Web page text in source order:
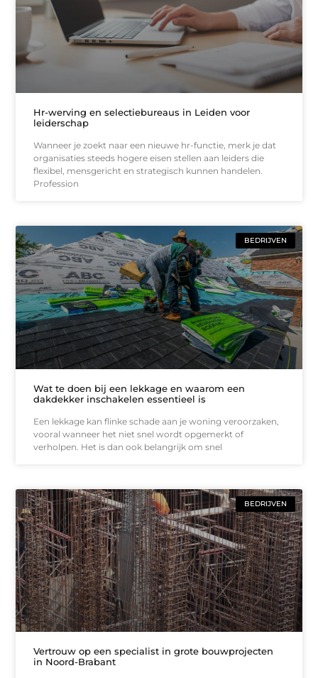
Hr-werving en selectiebureaus in Leiden voor
leiderschap
Wanneer je zoekt naar een nieuwe hr-functie, merk je dat
organisaties steeds hogere eisen stellen aan leiders die
flexibel, mensgericht en strategisch kunnen handelen.
Profession
BEDRIJVEN
Wat te doen bij een lekkage en waarom een
dakdekker inschakelen essentieel is
Een lekkage kan flinke schade aan je woning veroorzaken,
vooral wanneer het niet snel wordt opgemerkt of
verholpen. Het is dan ook belangrijk om snel
BEDRIJVEN
Vertrouw op een specialist in grote bouwprojecten
in Noord-Brabant